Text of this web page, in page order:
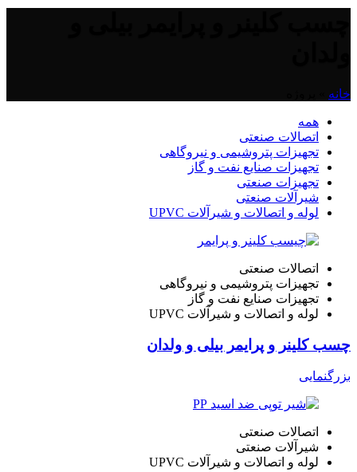
خانه
همه
اتصالات صنعتی
تجهیزات پتروشیمی و نیروگاهی
تجهیزات صنایع نفت و گاز
تجهیزات صنعتی
شیرآلات صنعتی
لوله و اتصالات و شیرآلات UPVC
اتصالات صنعتی
تجهیزات پتروشیمی و نیروگاهی
تجهیزات صنایع نفت و گاز
لوله و اتصالات و شیرآلات UPVC
چسب کلینر و پرایمر بیلی و ولدان
بزرگنمایی
اتصالات صنعتی
شیرآلات صنعتی
لوله و اتصالات و شیرآلات UPVC